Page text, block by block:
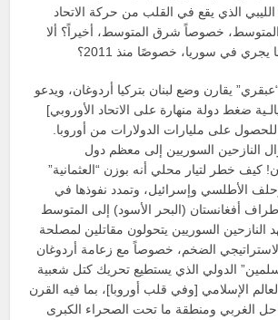
الذي يقع في القلب من حركة الاتحاد
المتوسط، خصوصاً شرق المتوسط، أخيراً؟ ألا
في سوريا، خصوصًا منذ 2011؟
يقارن وضع لبنان بتركيا أردوغان، ويدعو
ضغط دولة منهارة على الاتحاد الأوروبي]
للحصول على مليارات الدولارات من أوروبا.
النازحين السوريين إلى معظم دول
كيف خطر لتيار محلي أنه بوزن “العثمانية”
وحلف الأطلسي وإسرائيل، وتمدد نفوذها في
أفغانستان (البحر الأسود) إلى المتوسط
النازحين السوريين يتحولون مقاتلين لمصلحة
الضخم، خصوصاً مع زعامة أردوغان
الدولي الذي يستطيع تحريك كتل شعبية
الإسلامي [وفي قلب أوروبا]، بما فيه القرن
الغربي ومنطقة ما تحت الصحراء الكبرى